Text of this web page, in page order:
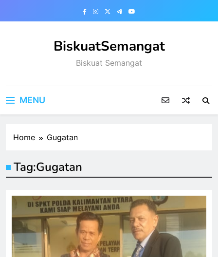
BiskuatSemangat
Biskuat Semangat
MENU
Home Gugatan
Tag:Gugatan